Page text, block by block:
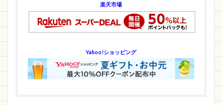
楽天市場
Yahoo!ショッピング